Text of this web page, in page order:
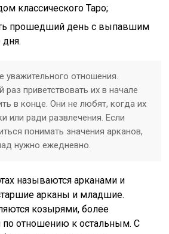
классического Таро;
прошедший день с выпавшим
уважительного отношения.
приветствовать их в начале
в конце. Они не любят, когда их
или ради развлечения. Если
понимать значения арканов,
нужно ежедневно.
называются арканами и
арканы и младшие.
козырями, более
отношению к остальным. С